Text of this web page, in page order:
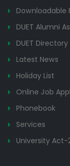
Downloadable
DUET Alumni
DUET Directory
Latest News
Holiday List
Online Job
Phonebook
Services
University Act-